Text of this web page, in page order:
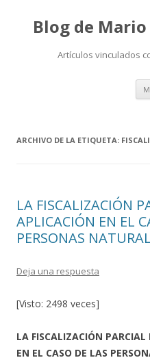
Blog de
Artículos vinculados
ARCHIVO DE LA ETIQUETA:
LA FISCALIZACIÓN
APLICACIÓN EN EL
PERSONAS
Deja una respuesta
[Visto: 2498 veces]
LA FISCALIZACIÓN
EN EL CASO DE LAS